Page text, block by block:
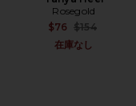
Rosegold
$76 Previous
$154
在庫なし